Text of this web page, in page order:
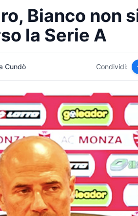
Bianco non
la Serie A
Cundò Condividi: